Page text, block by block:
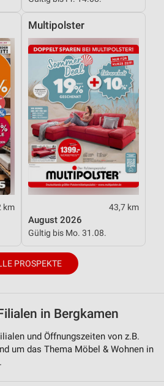
km
Multipolster
43,7 km
August 2026
Gültig bis Mo. 31.08.
PROSPEKTE
in Bergkamen
und Öffnungszeiten von z.B.
um das Thema Möbel & Wohnen in